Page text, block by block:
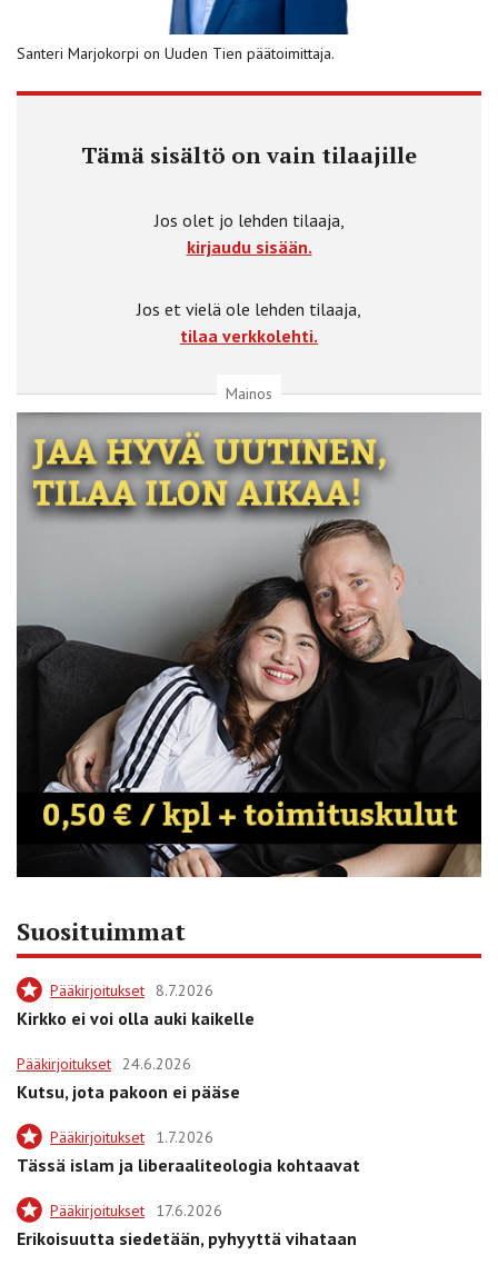
Santeri Marjokorpi on Uuden Tien päätoimittaja.
Tämä sisältö on vain tilaajille
Jos olet jo lehden tilaaja,
kirjaudu sisään.
Jos et vielä ole lehden tilaaja,
tilaa verkkolehti.
Mainos
Suosituimmat
Pääkirjoitukset 8.7.2026
Kirkko ei voi olla auki kaikelle
Pääkirjoitukset 24.6.2026
Kutsu, jota pakoon ei pääse
Pääkirjoitukset 1.7.2026
Tässä islam ja liberaaliteologia kohtaavat
Pääkirjoitukset 17.6.2026
Erikoisuutta siedetään, pyhyyttä vihataan